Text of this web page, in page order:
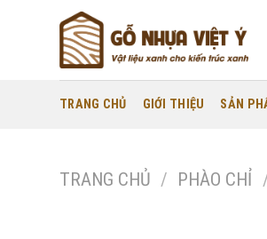
TRANG CHỦ GIỚI THIỆU SẢN
TRANG CHỦ / PHÀO CHỈ